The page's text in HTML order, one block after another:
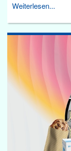
Weiterlesen...